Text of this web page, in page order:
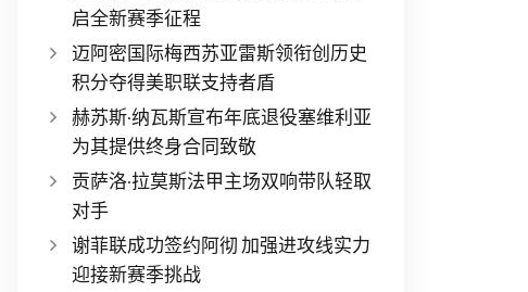
启全新赛季征程
迈阿密国际梅西苏亚雷斯领衔创历史
积分夺得美职联支持者盾
赫苏斯·纳瓦斯宣布年底退役塞维利亚
为其提供终身合同致敬
贡萨洛·拉莫斯法甲主场双响带队轻取
对手
谢菲联成功签约阿彻 加强进攻线实力
迎接新赛季挑战